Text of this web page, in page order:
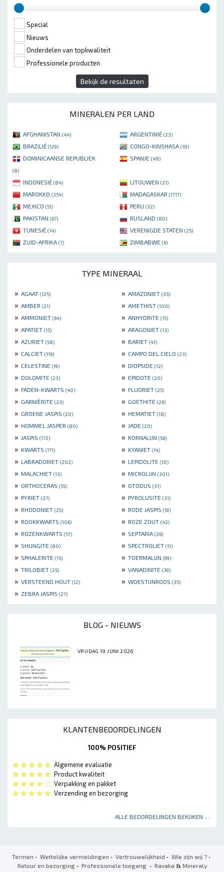
Special
Nieuws
Onderdelen van topkwaliteit
Professionele producten
Bekijk de resultaten
MINERALEN PER LAND
AFGHANISTAN (44) ARGENTINIË (23)
BRAZILIË (129) CONGO-KINSHASA (18)
DOMINICAANSE REPUBLIEK
(8)
SPANJE (48)
INDONESIË (84) LITOUWEN (21)
MAROKKO (354) MADAGASKAR (1717)
MEXICO (51) PERU (32)
PAKISTAN (67) RUSLAND (80)
TUNESIË (14) VERENIGDE STATEN (25)
ZUID-AFRIKA (7) ZIMBABWE (6)
TYPE MINERAAL
» AGAAT (125) » AMAZONIET (35)
» AMBER (21) » AMETHIST (100)
» AMMONIET (64) » ANHYDRITE (15)
» APATIET (15) » ARAGONIET (13)
» AZURIET (58) » BARIET (41)
» CALCIET (116) » CAMPO DEL CIELO (23)
» CELESTINE (19) » DIOPSIDE (12)
» DOLOMITE (23) » EPIDOTE (20)
» FADEN-KWARTS (40) » FLUORIET (25)
» GARNIÈRITE (23) » GOETHITE (26)
» GROENE JASPIS (20) » HEMATIET (18)
» HOMMEL JASPER (80) » JADE (20)
» JASPIS (172) » KORNALIJN (56)
» KWARTS (171) » KYANIET (14)
» LABRADORIET (202) » LEPIDOLITE (10)
» MALACHIET (13) » MICROLIJN (301)
» ORTHOCERAS (55) » OTODUS (31)
» PYRIET (27) » PYROLUSITE (31)
» RHODONIET (25) » RODE JASPIS (19)
» ROOKKWARTS (106) » ROZE ZOUT (42)
» ROZENKWARTS (57) » SEPTARIA (26)
» SHUNGITE (80) » SPECTROLIET (11)
» SPHALERITE (15) » TOERMALIJN (99)
» TRILOBIET (25) » VANADINITE (39)
» VERSTEEND HOUT (12) » WOESTIJNROOS (35)
» ZEBRA JASPIS (27)
BLOG - NIEUWS
VRIJDAG 19 JUNI 2026
KLANTENBEOORDELINGEN
100% POSITIEF
Algemene evaluatie
Product kwaliteit
Verpakking en pakket
Verzending en bezorging
ALLE BEOORDELINGEN BEKIJKEN ...
Termen • Wettelijke vermeldingen • Vertrouwelijkheid • Wie zijn wij ? •
Retour en bezorging• Professionele toegang • Ravaka & Mineraly